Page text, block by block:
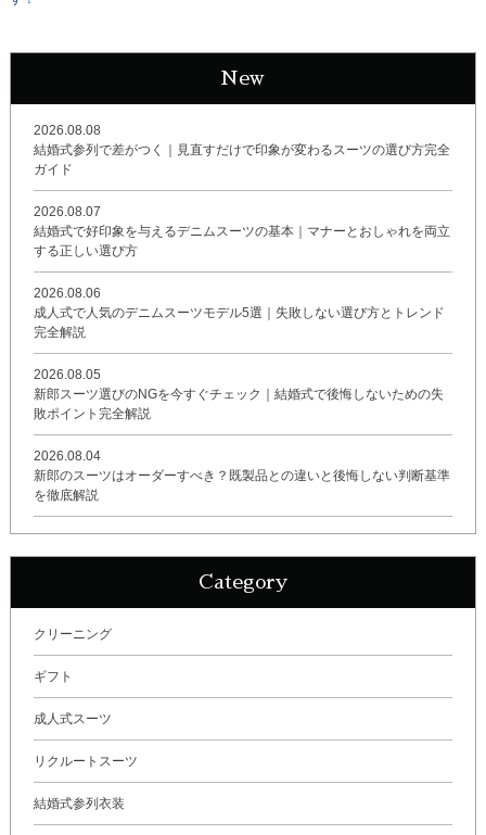
New
2026.08.08
結婚式参列で差がつく｜見直すだけで印象が変わるスーツの選び方完全
ガイド
2026.08.07
結婚式で好印象を与えるデニムスーツの基本｜マナーとおしゃれを両立
する正しい選び方
2026.08.06
成人式で人気のデニムスーツモデル5選｜失敗しない選び方とトレンド
完全解説
2026.08.05
新郎スーツ選びのNGを今すぐチェック｜結婚式で後悔しないための失
敗ポイント完全解説
2026.08.04
新郎のスーツはオーダーすべき？既製品との違いと後悔しない判断基準
を徹底解説
Category
クリーニング
ギフト
成人式スーツ
リクルートスーツ
結婚式参列衣装